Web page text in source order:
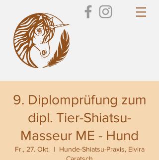
9. Diplomprüfung zum
dipl. Tier-Shiatsu-
Masseur ME - Hund
Fr., 27. Okt.
  |
Hunde-Shiatsu-Praxis, Elvira